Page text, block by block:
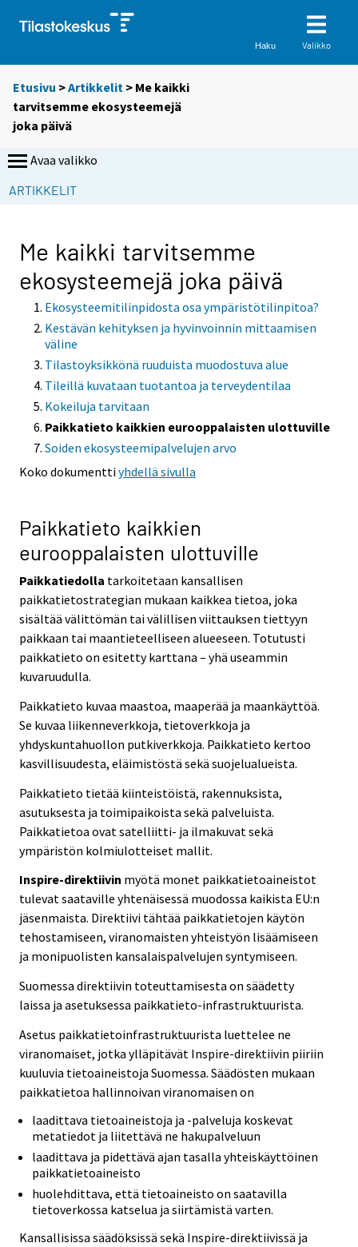
Haku Valikko
Etusivu >Artikkelit > Me kaikki
tarvitsemme ekosysteemejä
joka päivä
Avaa valikko
ARTIKKELIT
Me kaikki tarvitsemme
ekosysteemejä joka päivä
Ekosysteemitilinpidosta osa ympäristötilinpitoa?
Kestävän kehityksen ja hyvinvoinnin mittaamisen
väline
Tilastoyksikkönä ruuduista muodostuva alue
Tileillä kuvataan tuotantoa ja terveydentilaa
Kokeiluja tarvitaan
Paikkatieto kaikkien eurooppalaisten ulottuville
Soiden ekosysteemipalvelujen arvo
Koko dokumenttiyhdellä sivulla
Paikkatieto kaikkien
eurooppalaisten ulottuville
Paikkatiedolla tarkoitetaan kansallisen
paikkatietostrategian mukaan kaikkea tietoa, joka
sisältää välittömän tai välillisen viittauksen tiettyyn
paikkaan tai maantieteelliseen alueeseen. Totutusti
paikkatieto on esitetty karttana – yhä useammin
kuvaruudulla.
Paikkatieto kuvaa maastoa, maaperää ja maankäyttöä.
Se kuvaa liikenneverkkoja, tietoverkkoja ja
yhdyskuntahuollon putkiverkkoja. Paikkatieto kertoo
kasvillisuudesta, eläimistöstä sekä suojelualueista.
Paikkatieto tietää kiinteistöistä, rakennuksista,
asutuksesta ja toimipaikoista sekä palveluista.
Paikkatietoa ovat satelliitti- ja ilmakuvat sekä
ympäristön kolmiulotteiset mallit.
Inspire-direktiivin myötä monet paikkatietoaineistot
tulevat saataville yhtenäisessä muodossa kaikista EU:n
jäsenmaista. Direktiivi tähtää paikkatietojen käytön
tehostamiseen, viranomaisten yhteistyön lisäämiseen
ja monipuolisten kansalaispalvelujen syntymiseen.
Suomessa direktiivin toteuttamisesta on säädetty
laissa ja asetuksessa paikkatieto-infrastruktuurista.
Asetus paikkatietoinfrastruktuurista luettelee ne
viranomaiset, jotka ylläpitävät Inspire-direktiivin piiriin
kuuluvia tietoaineistoja Suomessa. Säädösten mukaan
paikkatietoa hallinnoivan viranomaisen on
laadittava tietoaineistoja ja -palveluja koskevat
metatiedot ja liitettävä ne hakupalveluun
laadittava ja pidettävä ajan tasalla yhteiskäyttöinen
paikkatietoaineisto
huolehdittava, että tietoaineisto on saatavilla
tietoverkossa katselua ja siirtämistä varten.
Kansallisissa säädöksissä sekä Inspire-direktiivissä ja